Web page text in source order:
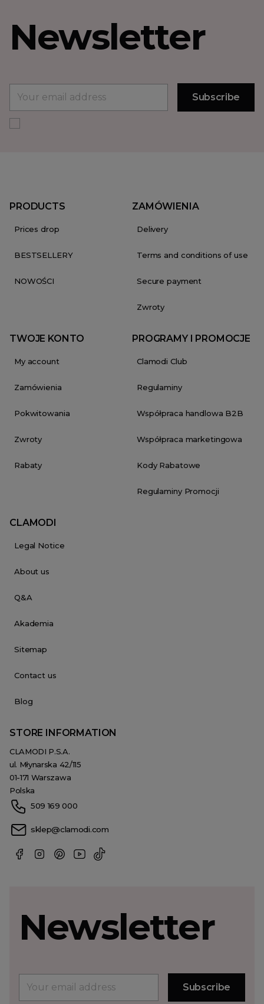
Newsletter
PRODUCTS
Prices drop
BESTSELLERY
NOWOŚCI
ZAMÓWIENIA
Delivery
Terms and conditions of use
Secure payment
Zwroty
TWOJE KONTO
My account
Zamówienia
Pokwitowania
Zwroty
Rabaty
PROGRAMY I PROMOCJE
Clamodi Club
Regulaminy
Współpraca handlowa B2B
Współpraca marketingowa
Kody Rabatowe
Regulaminy Promocji
CLAMODI
Legal Notice
About us
Q&A
Akademia
Sitemap
Contact us
Blog
STORE INFORMATION
CLAMODI P.S.A.
ul. Młynarska 42/115
01-171 Warszawa
Polska
509 169 000
sklep@clamodi.com
Newsletter